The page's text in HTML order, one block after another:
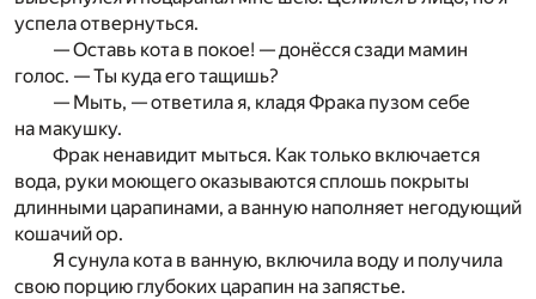
успела отвернуться.
— Оставь кота в покое! — донёсся сзади мамин
голос. — Ты куда его тащишь?
— Мыть, — ответила я, кладя Фрака пузом себе
на макушку.
Фрак ненавидит мыться. Как только включается
вода, руки моющего оказываются сплошь покрыты
длинными царапинами, а ванную наполняет негодующий
кошачий ор.
Я сунула кота в ванную, включила воду и получила
свою порцию глубоких царапин на запястье.